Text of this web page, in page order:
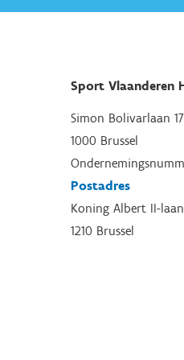
Sport Vlaanderen
Simon Bolivarlaan 17
1000 Brussel
Postadres
Koning Albert II-
1210 Brussel